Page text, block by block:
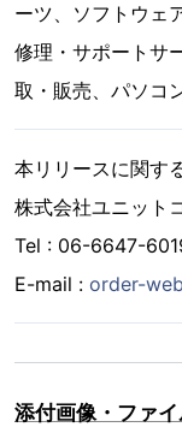
ーツ、ソフトウェ
修理・サポートサ
取・販売、パソコ
本リリースに関す
株式会社ユニット
Tel : 06-6647-
E-mail : order-
添付画像・ファ